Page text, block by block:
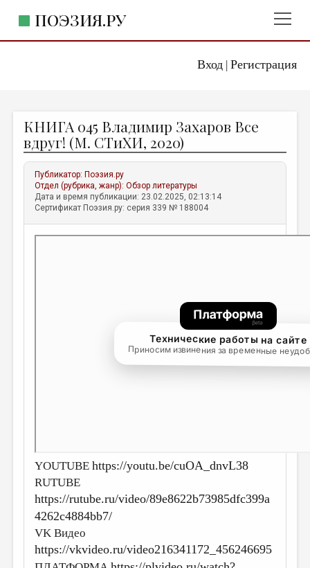
Вход| Регистрация
ПОЭЗИЯ.РУ
ЖАНРЫ
АВТОРЫ
КОММЕНТАРИИ
ЛИТСАЛОН
КНИЖНАЯ ПОЛКА
ОБЗОР ЛИТЕРАТУРЫ
СТРАНИЦЫ ПАМЯТИ
ОБЪЯВЛЕНИЯ
КОЛОНКА РЕДАКТОРА
КНИГА 045 Владимир Захаров Все
вдруг! (М. СТиХИ, 2020)
Публикатор: Поэзия.ру
Отдел (рубрика, жанр):Обзор литературы
Дата и время публикации: 23.02.2025, 02:13:14
Сертификат Поэзия.ру: серия 339 № 188004
YOUTUBEhttps://youtu.be/cuOA_dnvL38
RUTUBE
https://rutube.ru/video/89e8622b73985dfc399a
4262c4884bb7/
VK Видео
https://vkvideo.ru/video216341172_456246695